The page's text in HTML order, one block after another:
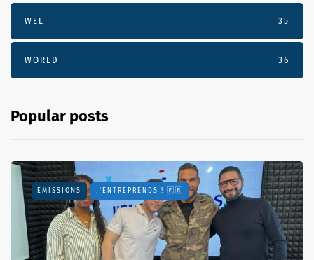
WEL 35
WORLD 36
Popular posts
EMISSIONS J'ENTREPRENDS ! 🇫🇷